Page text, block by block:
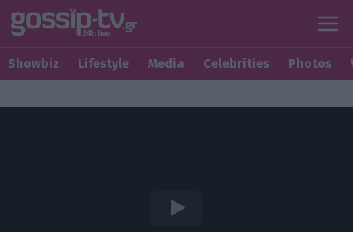
Showbiz Lifestyle Media Celebrities Photos